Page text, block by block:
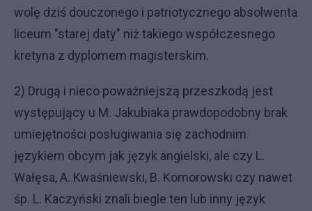
wolę dziś douczonego i patriotycznego absolwenta
liceum "starej daty" niż takiego współczesnego
kretyna z dyplomem magisterskim.
2) Drugą i nieco poważniejszą przeszkodą jest
występujący u M. Jakubiaka prawdopodobny brak
umiejętności posługiwania się zachodnim
językiem obcym jak język angielski, ale czy L.
Wałęsa, A. Kwaśniewski, B. Komorowski czy nawet
śp. L. Kaczyński znali biegle ten lub inny język